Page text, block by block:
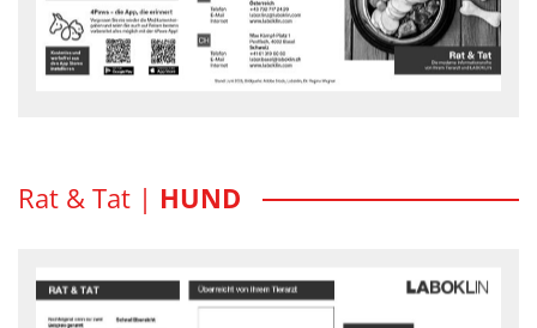
Rat & Tat | HUND